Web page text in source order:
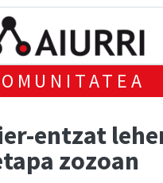
entzat
zozoan